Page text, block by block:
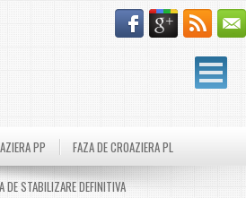
PP FAZA DE CROAZIERA PL
DE STABILIZARE DEFINITIVA